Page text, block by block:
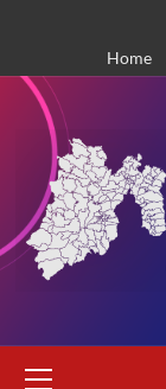
contenido
Home